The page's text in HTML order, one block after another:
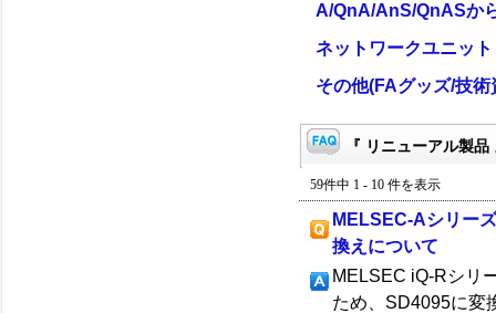
A/QnA/AnS/QnASか
ネットワークユニット
その他(FAグッズ/技術
『 リニューアル製
59件中 1 - 10 件を表示
MELSEC-Aシリー
換えについて
MELSEC iQ-Rシリ
ため、SD4095に変